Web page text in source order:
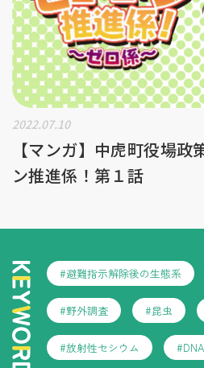
【マンガ】中虎町役場
ン推進係！第１話
2022.07.10
#避難指示解除後の生態系
#野外調査 #昆虫
#放射性セシウム #DNA